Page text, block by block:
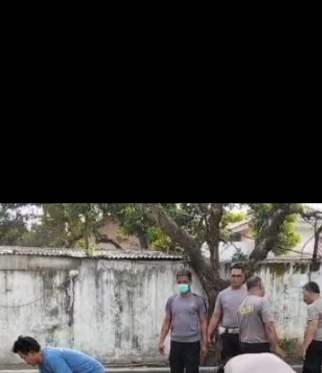
Kondusifitas Wilayah,
Pebayuran Cek
BERITA
Kapolsek